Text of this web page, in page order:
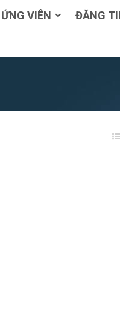
ỨNG VIÊN ĐĂNG